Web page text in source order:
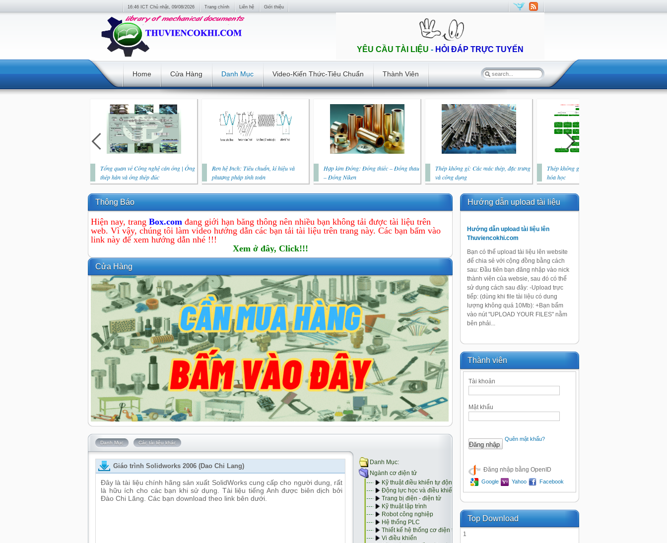
16:46 ICT Chủ nhật, 09/08/2026 Trang chính Liên hệ Giới thiệu
YÊU CẦU TÀI LIỆU - HỎI ĐÁP TRỰC TUYẾN
Home Cửa Hàng Danh Mục Video-Kiến Thức-Tiêu Chuẩn Thành Viên
Tổng quan về Công nghệ cán ống | Ống
thép hàn và ống thép đúc
Ren hệ Inch: Tiêu chuẩn, kí hiệu và
phương pháp tính toán
Hợp kim Đồng: Đồng thiếc – Đồng thau
– Đồng Niken
Thép không gỉ: Các mác thép, đặc trưng
và công dụng
Thép không gỉ: Vai trò của các nguyên tố
hóa học
Thông Báo
Hiện nay, trang Box.com đang giới hạn băng thông nên nhiều bạn không tải được tài liệu trên
web. Vì vậy, chúng tôi làm video hướng dẫn các bạn tải tài liệu trên trang này. Các bạn bấm vào
link này để xem hướng dẫn nhé !!!
Xem ở đây, Click!!!
Cửa Hàng
Danh Mục Các tài liệu khác
Giáo trình Solidworks 2006 (Dao Chi Lang)
Đây là tài liệu chính hãng sản xuất SolidWorks cung cấp cho người dung, rất
là hữu ích cho các bạn khi sử dụng. Tài liệu tiếng Anh được biên dịch bởi
Đào Chi Lăng. Các bạn download theo link bên dưới.
Hướng dẫn upload tài liệu
Hướng dẫn upload tài liệu lên
Thuviencokhi.com
Bạn có thể upload tài liệu lên website
để chia sẻ với cộng đồng bằng cách
sau: Đầu tiên bạn đăng nhập vào nick
thành viên của websie, sau đó có thể
sử dụng cách sau đây: -Upload trực
tiếp: (dùng khi file tài liệu có dung
lượng không quá 10Mb): +Bạn bấm
vào nút "UPLOAD YOUR FILES" nằm
bên phải...
Thành viên
Tài khoản
Mật khẩu
Quên mật khẩu?
Đăng nhập bằng OpenID
Google Yahoo Facebook
Top Download
1